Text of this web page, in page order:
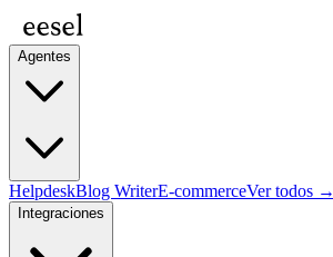
Agentes
HelpdeskBlog WriterE-commerceVer todos →
Integraciones